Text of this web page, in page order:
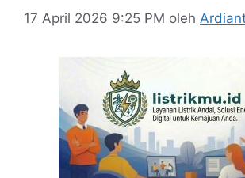
17 April 2026 9:25 PM oleh